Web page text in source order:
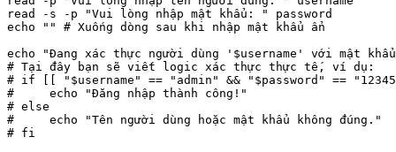
read -s -p "Vui lòng nhập mật khẩu: " password
echo "" # Xuống dòng sau khi nhập mật khẩu ẩn
echo "Đang xác thực người dùng '$username' với mật
# Tại đây bạn sẽ viết logic xác thực thực tế, ví dụ:
# if [[ "$username" == "admin" && "$password" ==
#     echo "Đăng nhập thành công!"
# else
#     echo "Tên người dùng hoặc mật khẩu không đúng."